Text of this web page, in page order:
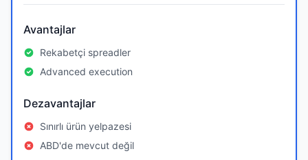
Avantajlar
Rekabetçi spreadler
Advanced execution
Dezavantajlar
Sınırlı ürün yelpazesi
ABD'de mevcut değil